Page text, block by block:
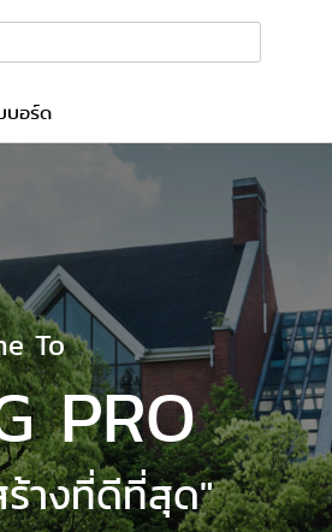
อร์ด
To
PRO
างที่ดีที่สุด"
To
PRO
างที่ดีที่สุด"